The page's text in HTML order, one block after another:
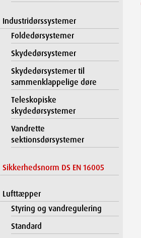
Industridørssystemer
Foldedørsystemer
Skydedørsystemer
Skydedørsystemer til
sammenklappelige døre
Teleskopiske
skydedørsystemer
Vandrette
sektionsdørsystemer
Sikkerhedsnorm DS EN 16005
Lufttæpper
Styring og vandregulering
Standard